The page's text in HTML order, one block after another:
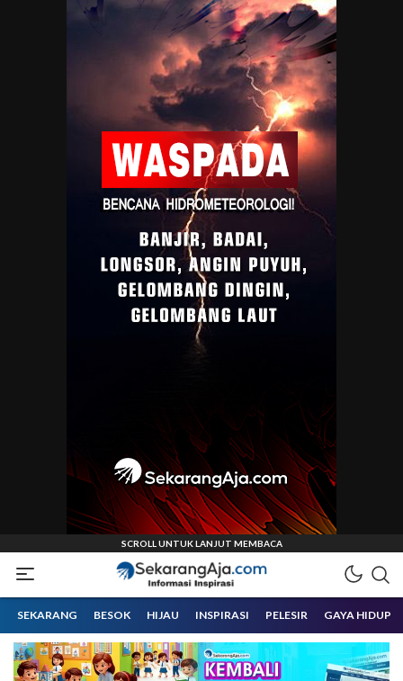
Sekarangaja
Informasi Inspirasi Malang Raya
SEKARANG BESOK HIJAU INSPIRASI PELESIR GAYA HIDUP